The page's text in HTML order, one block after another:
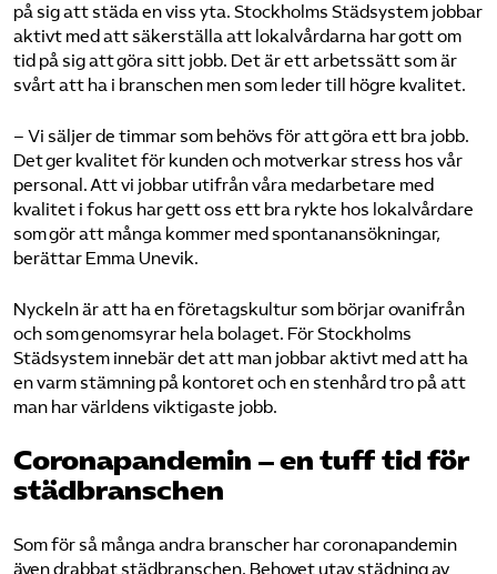
på sig att städa en viss yta. Stockholms Städsystem jobbar
aktivt med att säkerställa att lokalvårdarna har gott om
tid på sig att göra sitt jobb. Det är ett arbetssätt som är
svårt att ha i branschen men som leder till högre kvalitet.
– Vi säljer de timmar som behövs för att göra ett bra jobb.
Det ger kvalitet för kunden och motverkar stress hos vår
personal. Att vi jobbar utifrån våra medarbetare med
kvalitet i fokus har gett oss ett bra rykte hos lokalvårdare
som gör att många kommer med spontanansökningar,
berättar Emma Unevik.
Nyckeln är att ha en företagskultur som börjar ovanifrån
och som genomsyrar hela bolaget. För Stockholms
Städsystem innebär det att man jobbar aktivt med att ha
en varm stämning på kontoret och en stenhård tro på att
man har världens viktigaste jobb.
Coronapandemin – en tuff tid för
städbranschen
Som för så många andra branscher har coronapandemin
även drabbat städbranschen. Behovet utav städning av